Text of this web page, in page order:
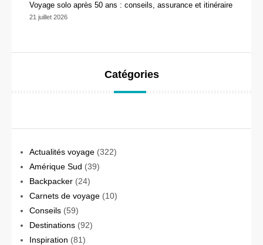
Voyage solo après 50 ans : conseils, assurance et itinéraire
21 juillet 2026
Catégories
Actualités voyage (322)
Amérique Sud (39)
Backpacker (24)
Carnets de voyage (10)
Conseils (59)
Destinations (92)
Inspiration (81)